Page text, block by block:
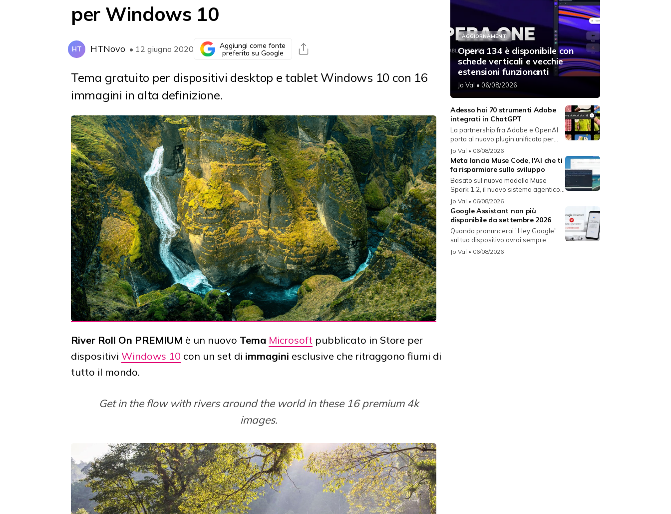
per Windows 10
HT HTNovo • 12 giugno 2020
Aggiungi come fonte
preferita su Google
Tema gratuito per dispositivi desktop e tablet Windows 10 con 16
immagini in alta definizione.
River Roll On PREMIUM è un nuovo Tema Microsoft pubblicato in Store per
dispositivi Windows 10 con un set di immagini esclusive che ritraggono fiumi di
tutto il mondo.
Get in the flow with rivers around the world in these 16 premium 4k
images.
AGGIORNAMENTI
Opera 134 è disponibile con
schede verticali e vecchie
estensioni funzionanti
Jo Val • 06/08/2026
Adesso hai 70 strumenti Adobe
integrati in ChatGPT
La partnership fra Adobe e OpenAI
porta al nuovo plugin unificato per...
Jo Val • 06/08/2026
Meta lancia Muse Code, l'AI che ti
fa risparmiare sullo sviluppo
Basato sul nuovo modello Muse
Spark 1.2, il nuovo sistema agentico
fun...
Jo Val • 06/08/2026
Google Assistant non più
disponibile da settembre 2026
Quando pronuncerai "Hey Google"
sul tuo dispositivo avrai sempre
Gemin...
Jo Val • 06/08/2026